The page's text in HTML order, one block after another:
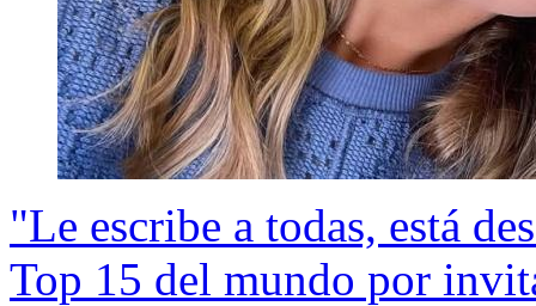
"Le escribe a todas, está
Top 15 del mundo por